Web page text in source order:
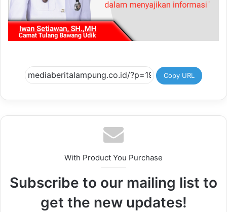
Copy URL
With Product You Purchase
Subscribe to our mailing list to
get the new updates!